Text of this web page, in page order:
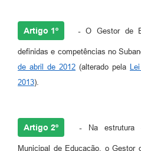
Artigo 1º - O Gestor de
definidas e competências no
de abril de 2012 (alterado pela
2013).
Artigo 2º - Na estrutura
Municipal de Educação, o